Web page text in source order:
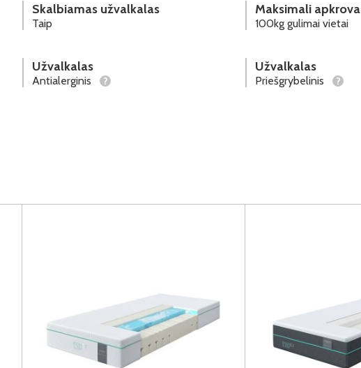
Skalbiamas užvalkalas
Taip
Maksimali apkrova
100kg gulimai vietai
Užvalkalas
Antialerginis ?
Užvalkalas
Priešgrybelinis ?